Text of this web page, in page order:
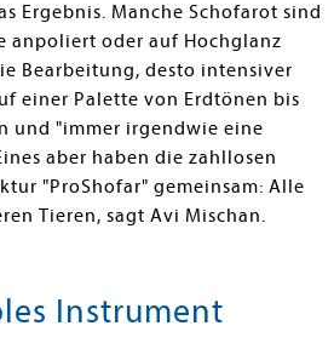
Ergebnis. Manche Schofarot sind
anpoliert oder auf Hochglanz
Bearbeitung, desto intensiver
einer Palette von Erdtönen bis
und "immer irgendwie eine
aber haben die zahllosen
"ProShofar" gemeinsam: Alle
Tieren, sagt Avi Mischan.
Instrument